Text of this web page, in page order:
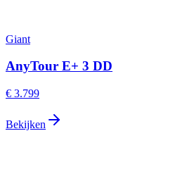
Giant
AnyTour E+ 3 DD
€ 3.799
Bekijken